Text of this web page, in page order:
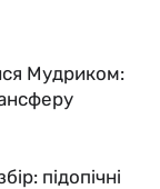
Мудриком:
підопічні